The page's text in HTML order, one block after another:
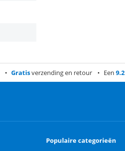
Gratisverzending en retour Een 9.2
Populaire categorieën